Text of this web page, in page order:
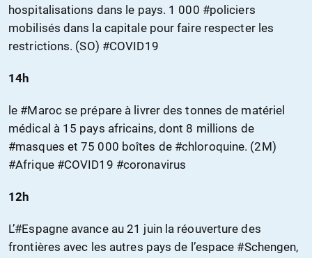
hospitalisations dans le pays. 1 000 #policiers
mobilisés dans la capitale pour faire respecter les
restrictions. (SO) #COVID19
14h
le #Maroc se prépare à livrer des tonnes de matériel
médical à 15 pays africains, dont 8 millions de
#masques et 75 000 boîtes de #chloroquine. (2M)
#Afrique #COVID19 #coronavirus
12h
L’#Espagne avance au 21 juin la réouverture des
frontières avec les autres pays de l’espace #Schengen,